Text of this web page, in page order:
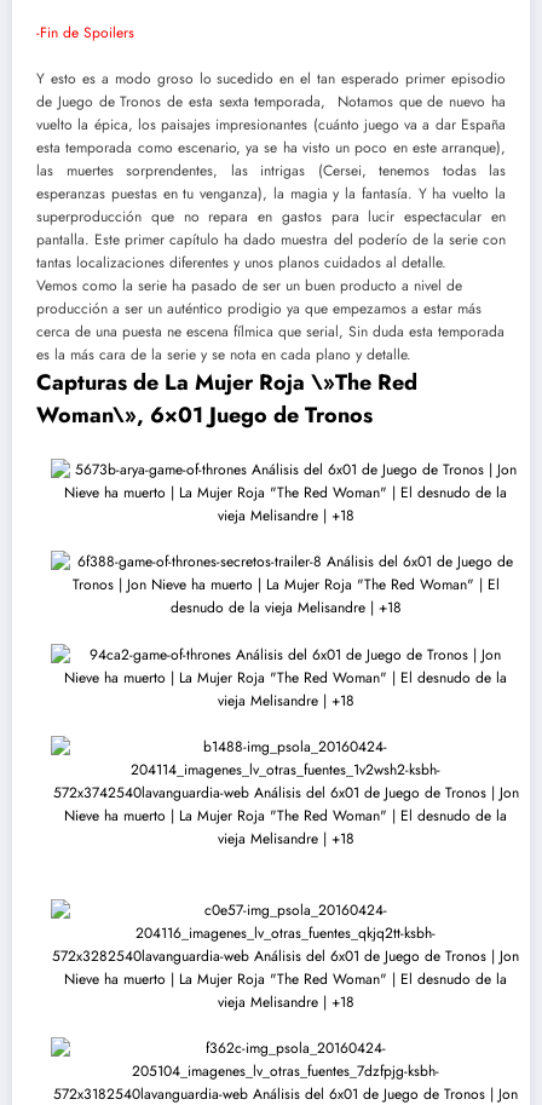
-Fin de Spoilers
Y esto es a modo groso lo sucedido en el tan esperado primer episodio
de Juego de Tronos de esta sexta temporada, Notamos que de nuevo ha
vuelto la épica, los paisajes impresionantes (cuánto juego va a dar España
esta temporada como escenario, ya se ha visto un poco en este arranque),
las muertes sorprendentes, las intrigas (Cersei, tenemos todas las
esperanzas puestas en tu venganza), la magia y la fantasía. Y ha vuelto la
superproducción que no repara en gastos para lucir espectacular en
pantalla. Este primer capítulo ha dado muestra del poderío de la serie con
tantas localizaciones diferentes y unos planos cuidados al detalle.
Vemos como la serie ha pasado de ser un buen producto a nivel de
producción a ser un auténtico prodigio ya que empezamos a estar más
cerca de una puesta ne escena fílmica que serial, Sin duda esta temporada
es la más cara de la serie y se nota en cada plano y detalle.
Capturas de La Mujer Roja \»The Red
Woman\», 6×01 Juego de Tronos